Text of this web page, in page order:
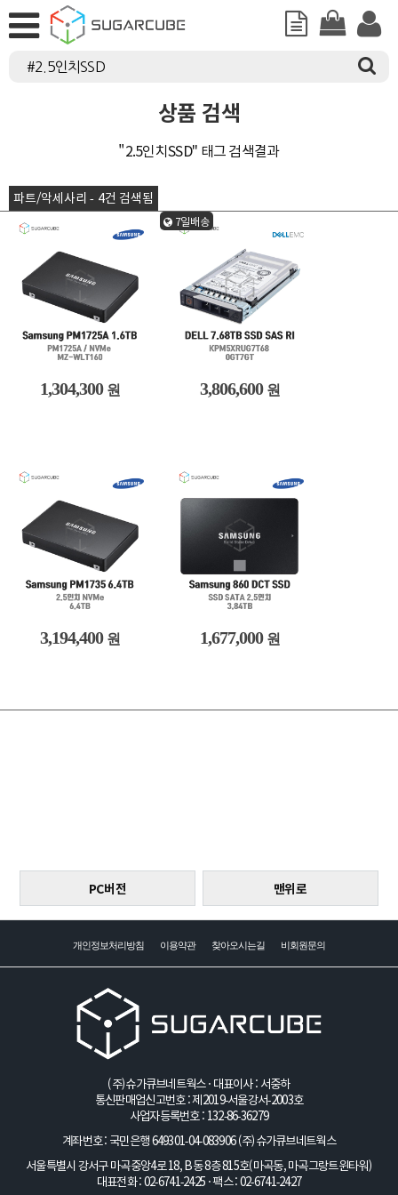
상품 검색
"2.5인치SSD" 태그 검색결과
파트/악세사리 - 4건 검색됨
1,304,300 원
7일배송
3,806,600 원
3,194,400 원 1,677,000 원
PC버전 맨위로
개인정보처리방침 이용약관 찾아오시는길 비회원문의
(주)슈가큐브네트웍스 · 대표이사 : 서중하
통신판매업신고번호 : 제2019-서울강서-2003호
사업자등록번호 : 132-86-36279
계좌번호 : 국민은행 649301-04-083906 (주)슈가큐브네트웍스
서울특별시 강서구 마곡중앙4로 18, B동 8층 815호(마곡동, 마곡그랑트윈타워)
대표전화 : 02-6741-2425 · 팩스 : 02-6741-2427